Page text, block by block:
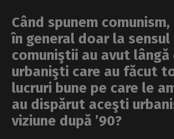
Când spunem
în general doar la
comuniştii au avut
urbanişti care au făcut
lucruri bune pe care le
au dispărut aceşti
viziune după ’90?